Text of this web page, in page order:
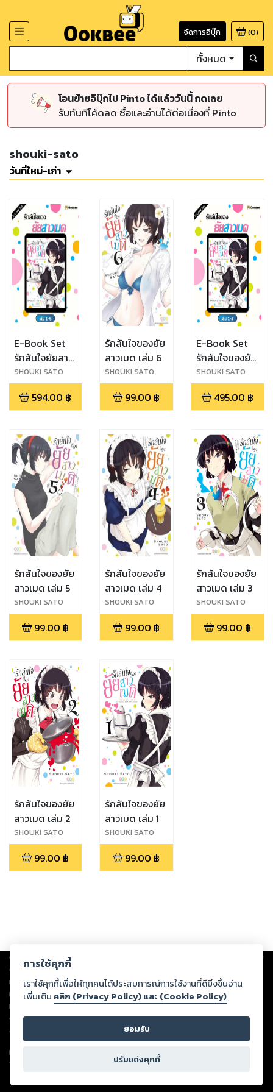
จัดการอีบุ๊ก (0)
ทั้งหมด
โอนย้ายอีบุ๊กไป Pinto ได้แล้ววันนี้ กดเลย
รับทันทีโค้ดลด ซื้อและอ่านได้ต่อเนื่องที่ Pinto
shouki-sato
วันที่ใหม่-เก่า
E-Book Set
รักล้นใจยัยสาว
เมด เล่ม 1-6
SHOUKI SATO
594.00 ฿
รักล้นใจของยัย
สาวเมด เล่ม 6
SHOUKI SATO
99.00 ฿
E-Book Set
รักล้นใจของยัย
สาวเมด เล่ม 1-
5
SHOUKI SATO
495.00 ฿
รักล้นใจของยัย
สาวเมด เล่ม 5
SHOUKI SATO
99.00 ฿
รักล้นใจของยัย
สาวเมด เล่ม 4
SHOUKI SATO
99.00 ฿
รักล้นใจของยัย
สาวเมด เล่ม 3
SHOUKI SATO
99.00 ฿
รักล้นใจของยัย
สาวเมด เล่ม 2
SHOUKI SATO
99.00 ฿
รักล้นใจของยัย
สาวเมด เล่ม 1
SHOUKI SATO
99.00 ฿
Copyright © 2026
ต่อผลงานหรือเนื้อหาใดที่อัปโหลดผ่านเว็บไซต์และปรากฏว่าละเมิดสิทธิใน
ทรัพย์สินทางปัญญาของบุคคลอื่นหรือขัดต่อกฎหมายและศีลธรรม ดังนั้น ผู้อ่าน
ทุกท่านโปรดใช้วิจารณญาณในการกลั่นกรองด้วยตนเอง และหากท่านพบว่าส่วน
หนึ่งส่วนใดขัดต่อกฎหมายและศีลธรรม กรุณาแจ้งมายังบริษัท เพื่อทีมงานจะได้
ดำเนินการในทันที ทั้งนี้ ทางสตอรี่ล็อกขอสงวนลิขสิทธิ์ตามพระราชบัญญัติ
ลิขสิทธิ์ พ.ศ. 2537 (ฉบับล่าสุด)
For support: member@ookbee.com
Version
การใช้คุกกี้
เราใช้คุกกี้เพื่อให้ทุกคนได้ประสบการณ์การใช้งานที่ดียิ่งขึ้นอ่าน
เพิ่มเติม คลิก (Privacy Policy) และ (Cookie Policy)
ยอมรับ
ปรับแต่งคุกกี้